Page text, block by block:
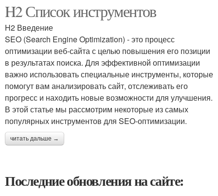
H2 Список инструментов
H2 Введение
SEO (Search Engine Optimization) - это процесс
оптимизации веб-сайта с целью повышения его позиции
в результатах поиска. Для эффективной оптимизации
важно использовать специальные инструменты, которые
помогут вам анализировать сайт, отслеживать его
прогресс и находить новые возможности для улучшения.
В этой статье мы рассмотрим некоторые из самых
популярных инструментов для SEO-оптимизации.
читать дальше →
Последние обновления на сайте: